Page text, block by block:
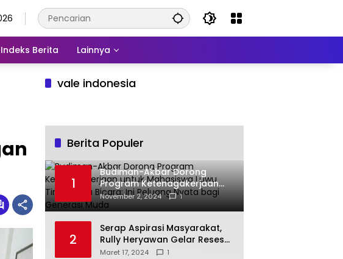
Indeks Berita Lainnya
vale indonesia
Berita Populer
1
Budiman-Akbar Dorong
Program Ketenagakerjaan
untuk Mahasiswa Luwu Timur,
Juru Bicara: Ini Peluang Nyata
November 2, 2024 1
2
Serap Aspirasi Masyarakat,
Rully Heryawan Gelar Reses
Perseorangan
Maret 17, 2024 1